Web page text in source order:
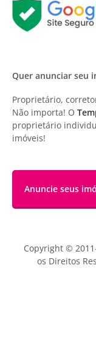
Quer anunciar seu
Proprietário,
Não importa! O
proprietário
imóveis!
Anuncie seus
Copyright ©
os Direitos